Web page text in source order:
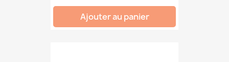
Ajouter au panier